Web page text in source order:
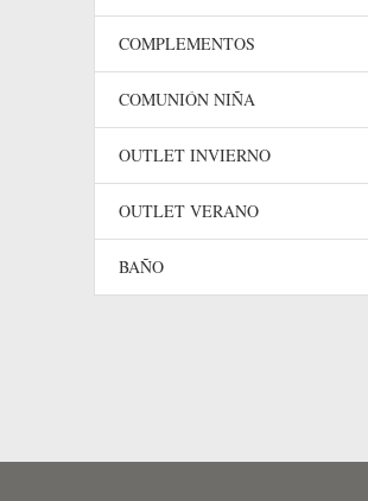
COMPLEMENTOS
COMUNIÓN NIÑA
OUTLET INVIERNO
OUTLET VERANO
BAÑO